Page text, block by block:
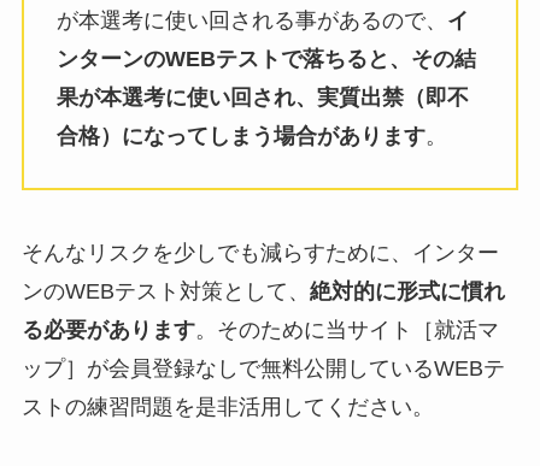
が本選考に使い回される事があるので、 イ
ンターンのWEBテストで落ちると、その結
果が本選考に使い回され、実質出禁（即不
合格）になってしまう場合があります。
そんなリスクを少しでも減らすために、インター
ンのWEBテスト対策として、 絶対的に形式に慣れ
る必要があります。そのために当サイト［就活マ
ップ］が会員登録なしで無料公開しているWEBテ
ストの練習問題を是非活用してください。